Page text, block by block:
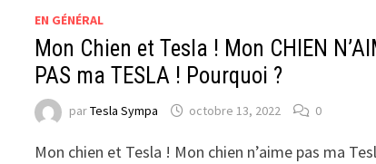
EN GÉNÉRAL
Mon Chien et Tesla ! Mon CHIEN
PAS ma TESLA ! Pourquoi ?
parTesla Sympa octobre 13, 2022 0
Mon chien et Tesla ! Mon chien n’aime pas ma